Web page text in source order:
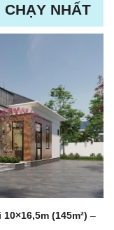
CHẠY NHẤT
(145m²) –